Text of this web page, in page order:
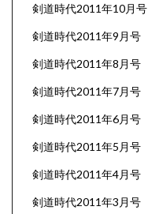
剣道時代2011年10月号
剣道時代2011年9月号
剣道時代2011年8月号
剣道時代2011年7月号
剣道時代2011年6月号
剣道時代2011年5月号
剣道時代2011年4月号
剣道時代2011年3月号